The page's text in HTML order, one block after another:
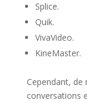
Splice.
Quik.
VivaVideo.
KineMaster.
Cependant,
conversations